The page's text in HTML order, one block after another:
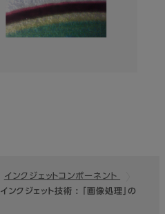
インクジェットコンポーネント
インクジェット技術 : 「画像処理」の